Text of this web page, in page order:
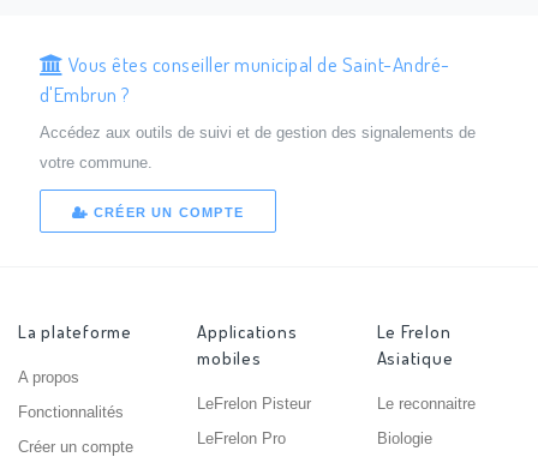
Vous êtes conseiller municipal de Saint-André-
d'Embrun ?
Accédez aux outils de suivi et de gestion des signalements de
votre commune.
CRÉER UN COMPTE
La plateforme
A propos
Fonctionnalités
Créer un compte
Applications
mobiles
LeFrelon Pisteur
LeFrelon Pro
Le Frelon
Asiatique
Le reconnaitre
Biologie